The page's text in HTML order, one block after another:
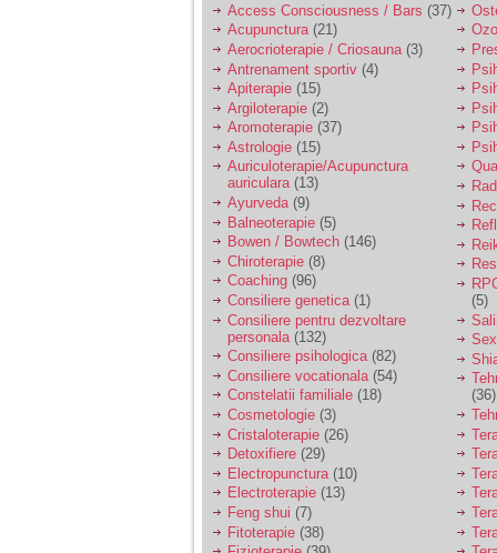
Ma aflu aici pentru ca
vreau sa stiu daca am
nevoie de un psiholog
sau psihiatru.
Sunt casatorita, am
31 de ani si un copil in
varsta de 2 ani care
mi-e lumina ochilor.
De ceva timp simt ca
mi s-a adunat
oboseala, o oboseala
cronica de care nu pot
scapa si simt ca din
cauza ei nu pot
controla nervii si
cateodata are copilul
de suferit.
Am o bariera peste
care nu pot trece:
prietena mea a ramas
insarcinata cu o fata.
Am fost de comun
acord sa facem un
copil, cu gandul ca e
baiat.
Access Consciousness / Bars (37)
Acupunctura(21)
Aerocrioterapie / Criosauna (3)
Antrenament sportiv (4)
Apiterapie (15)
Argiloterapie (2)
Aromoterapie (37)
Astrologie (15)
Auriculoterapie/Acupunctura
auriculara(13)
Ayurveda(9)
Balneoterapie (5)
Bowen / Bowtech (146)
Chiroterapie (8)
Coaching (96)
Consiliere genetica(1)
Consiliere pentru dezvoltare
personala (132)
Consiliere psihologica(82)
Consiliere vocationala (54)
Constelatii familiale (18)
Cosmetologie (3)
Cristaloterapie (26)
Detoxifiere (29)
Electropunctura (10)
Electroterapie (13)
Feng shui (7)
Fitoterapie (38)
(5)
(36)